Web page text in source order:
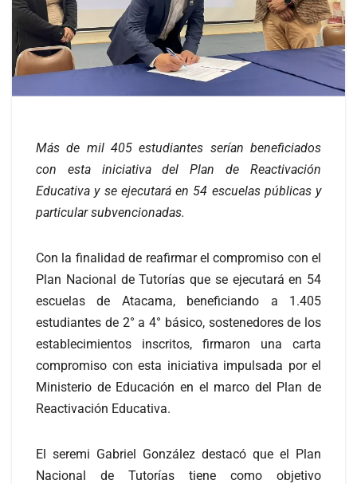
Más de mil 405 estudiantes serían beneficiados
con esta iniciativa del Plan de Reactivación
Educativa y se ejecutará en 54 escuelas públicas y
particular subvencionadas.
Con la finalidad de reafirmar el compromiso con el
Plan Nacional de Tutorías que se ejecutará en 54
escuelas de Atacama, beneficiando a 1.405
estudiantes de 2° a 4° básico, sostenedores de los
establecimientos inscritos, firmaron una carta
compromiso con esta iniciativa impulsada por el
Ministerio de Educación en el marco del Plan de
Reactivación Educativa.
El seremi Gabriel González destacó que el Plan
Nacional de Tutorías tiene como objetivo